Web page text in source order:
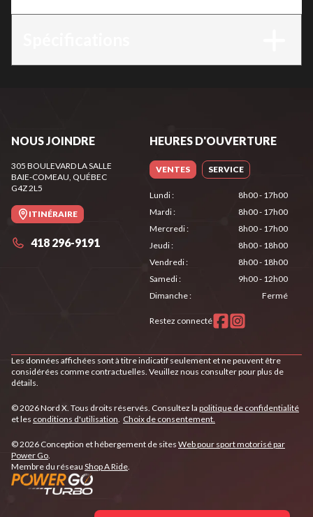
NOUS JOINDRE
305 BOULEVARD LA SALLE
BAIE-COMEAU, QUÉBEC
G4Z 2L5
ITINÉRAIRE
418 296-9191
HEURES D'OUVERTURE
VENTES SERVICE
Lundi:
8h00 - 17h00
Mardi:
8h00 - 17h00
Mercredi:
8h00 - 17h00
Jeudi:
8h00 - 18h00
Vendredi:
8h00 - 18h00
Samedi:
9h00 - 12h00
Dimanche: Fermé
Restez connecté
Les données affichées sont à titre indicatif seulement et ne peuvent être
considérées comme contractuelles. Veuillez nous consulter pour plus de
détails.
© 2026 Nord X. Tous droits réservés. Consultez la politique de confidentialité
et les conditions d'utilisation. Choix de consentement.
© 2026 Conception et hébergement de sites Web pour sport motorisé par
Power Go.
Membre du réseau Shop A Ride.